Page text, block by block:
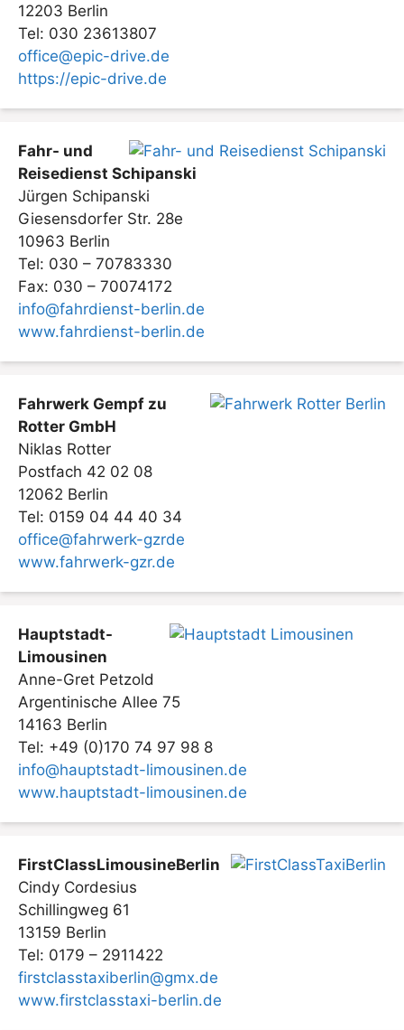
12203 Berlin
Tel: 030 23613807
office@epic-drive.de
https://epic-drive.de
Fahr- und
Reisedienst Schipanski
Jürgen Schipanski
Giesensdorfer Str. 28e
10963 Berlin
Tel: 030 – 70783330
Fax: 030 – 70074172
info@fahrdienst-berlin.de
www.fahrdienst-berlin.de
Fahrwerk Gempf zu
Rotter GmbH
Niklas Rotter
Postfach 42 02 08
12062 Berlin
Tel: 0159 04 44 40 34
office@fahrwerk-gzrde
www.fahrwerk-gzr.de
Hauptstadt-
Limousinen
Anne-Gret Petzold
Argentinische Allee 75
14163 Berlin
Tel: +49 (0)170 74 97 98 8
info@hauptstadt-limousinen.de
www.hauptstadt-limousinen.de
FirstClassLimousineBerlin
Cindy Cordesius
Schillingweg 61
13159 Berlin
Tel: 0179 – 2911422
firstclasstaxiberlin@gmx.de
www.firstclasstaxi-berlin.de